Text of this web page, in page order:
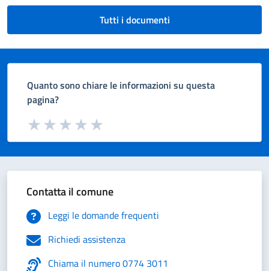
Tutti i documenti
Quanto sono chiare le informazioni su questa
pagina?
Valuta da 1 a 5 stelle la pagina
Valuta 5 stelle su 5
Valuta 4 stelle su 5
Valuta 3 stelle su 5
Valuta 2 stelle su 5
Valuta 1 stelle su 5
Contatta il comune
Leggi le domande frequenti
Richiedi assistenza
Chiama il numero 0774 3011